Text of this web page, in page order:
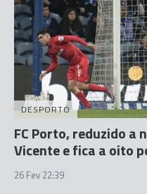
DESPORTO
FC Porto, reduzido a
Vicente e fica a oito
26 Fev 22:39